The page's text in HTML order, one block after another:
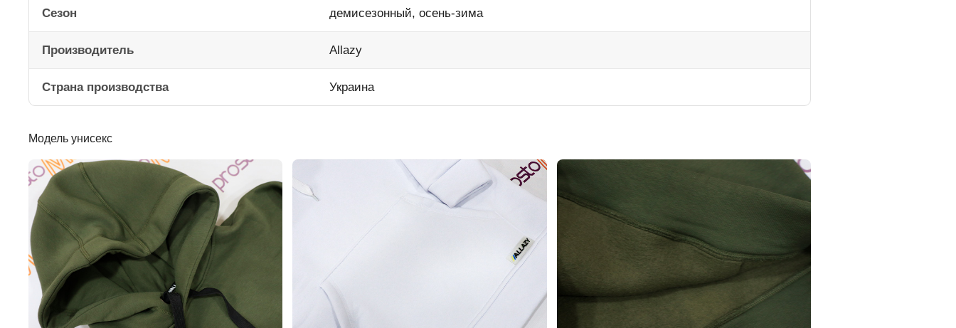
Сезон демисезонный, осень-зима
Производитель Allazy
Страна производства Украина
Модель унисекс